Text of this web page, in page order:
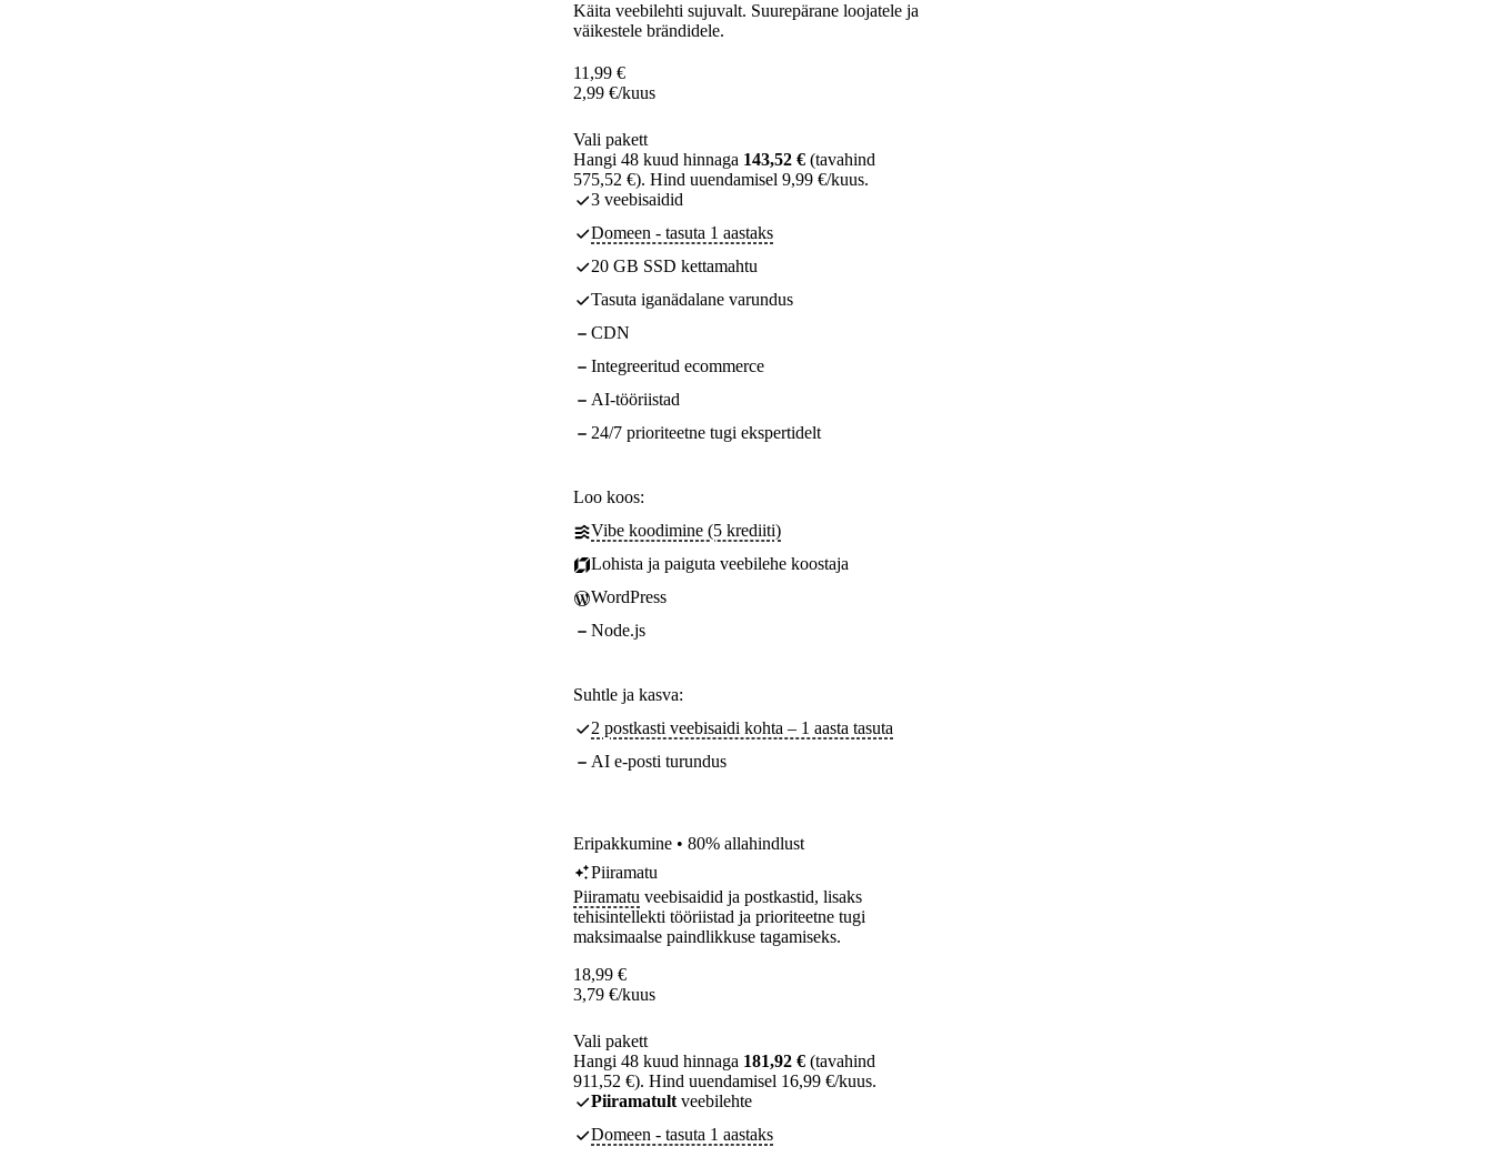
Käita veebilehti sujuvalt. Suurepärane loojatele ja
väikestele brändidele.
11,99 €
2,99 €/kuus
Vali pakett
Hangi 48 kuud hinnaga 143,52 € (tavahind
575,52 €). Hind uuendamisel 9,99 €/kuus.
3 veebisaidid
Domeen - tasuta 1 aastaks
20 GB SSD kettamahtu
Tasuta iganädalane varundus
CDN
Integreeritud ecommerce
AI-tööriistad
24/7 prioriteetne tugi ekspertidelt
Loo koos:
Vibe koodimine (5 krediiti)
Lohista ja paiguta veebilehe koostaja
WordPress
Node.js
Suhtle ja kasva:
2 postkasti veebisaidi kohta – 1 aasta tasuta
AI e-posti turundus
Eripakkumine • 80% allahindlust
Piiramatu
Piiramatu veebisaidid ja postkastid, lisaks
tehisintellekti tööriistad ja prioriteetne tugi
maksimaalse paindlikkuse tagamiseks.
18,99 €
3,79 €/kuus
Vali pakett
Hangi 48 kuud hinnaga 181,92 € (tavahind
911,52 €). Hind uuendamisel 16,99 €/kuus.
Piiramatult veebilehte
Domeen - tasuta 1 aastaks